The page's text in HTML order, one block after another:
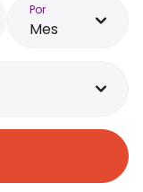
Por
Mes